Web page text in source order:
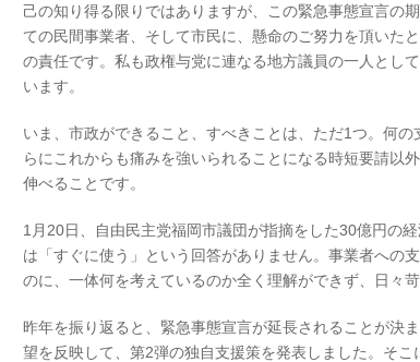
己の知り得る限りではありますが、この緊急事態宣言の
ての民間事業者、そして市民に、懸命のご努力を頂いた
の責任です。私も政権与党に連なる地方議員の一人とし
います。
いま、市政ができること、すべきことは、ただ1つ。何
らにこれからも痛みを強いられることになる時短要請以
伸べることです。
1月20日、自由民主党福岡市議団が指摘をした30億円の
は「すぐに使う」という回答がありません。事業者への
のに、一体何を考えているのか全く理解ができず、日々
昨年を振り返ると、緊急事態宣言が延長されることが決
望を反映して、第2弾の独自支援策を発表しました。そ